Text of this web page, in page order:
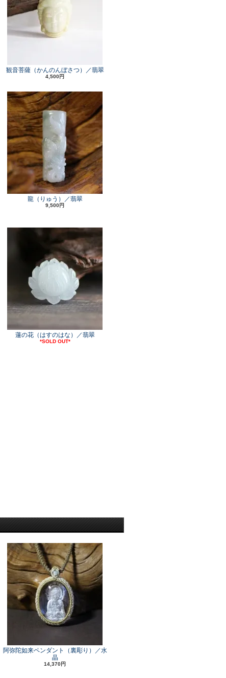
観音菩薩（かんのんぼさつ）／翡翠
4,500円
龍（りゅう）／翡翠
9,500円
蓮の花（はすのはな）／翡翠
*SOLD OUT*
阿弥陀如来ペンダント（裏彫り）／水
晶
14,370円